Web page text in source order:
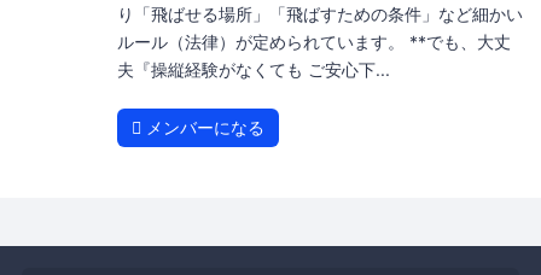
り「飛ばせる場所」「飛ばすための条件」など細かい
ルール（法律）が定められています。 **でも、大丈
夫『操縦経験がなくても ご安心下...
メンバーになる